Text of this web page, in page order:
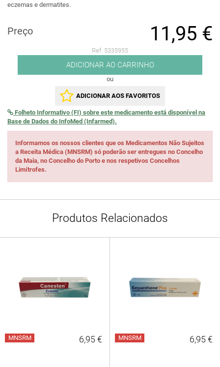
eczemas e dermatites.
Preço 11,95 €
Ref. 5335955
ADICIONAR AO CARRINHO
ou
ADICIONAR AOS FAVORITOS
Folheto Informativo (FI) sobre este medicamento está disponível na
Base de Dados do InfoMed (Infarmed).
Informamos os nossos clientes que os Medicamentos Não Sujeitos
a Receita Médica (MNSRM) só poderão ser entregues no Concelho
da Maia, no Concelho do Porto e nos respetivos Concelhos
Limítrofes.
Produtos Relacionados
MNSRM 6,95 € MNSRM 6,95 €